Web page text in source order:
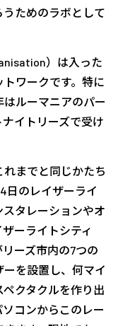
ためのラボとして
）は入った
ワークです。特に
ルーマニアのパー
イトリーズで受け
までと同じかたち
日のレイザーライ
スタレーションやオ
ーライトシティ
ーズ市内の7つの
を設置し、何マイ
クタクルを作り出
コンからこのレー